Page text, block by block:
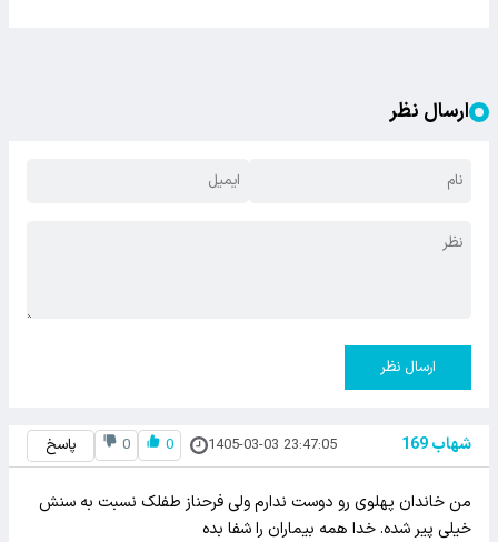
ارسال نظر
ارسال نظر
شهاب 169 1405-03-03 23:47:05
0
0 پاسخ
من خاندان پهلوی رو دوست ندارم ولی فرحناز طفلک نسبت به سنش
خیلی پیر شده. خدا همه بیماران را شفا بده